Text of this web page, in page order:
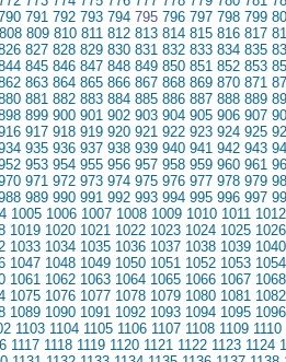
791 792 793 794 795 796 797 798 799
808 809 810 811 812 813 814 815 816 817
827 828 829 830 831 832 833 834 835
845 846 847 848 849 850 851 852 853
863 864 865 866 867 868 869 870 871
881 882 883 884 885 886 887 888 889
899 900 901 902 903 904 905 906 907
917 918 919 920 921 922 923 924 925
935 936 937 938 939 940 941 942 943
953 954 955 956 957 958 959 960 961
971 972 973 974 975 976 977 978 979
989 990 991 992 993 994 995 996 997
1005 1006 1007 1008 1009 1010 1011 1012
1019 1020 1021 1022 1023 1024 1025 1026
1033 1034 1035 1036 1037 1038 1039 1040
1047 1048 1049 1050 1051 1052 1053 1054
1061 1062 1063 1064 1065 1066 1067 1068
1075 1076 1077 1078 1079 1080 1081 1082
1089 1090 1091 1092 1093 1094 1095 1096
1103 1104 1105 1106 1107 1108 1109 1110
1117 1118 1119 1120 1121 1122 1123 1124